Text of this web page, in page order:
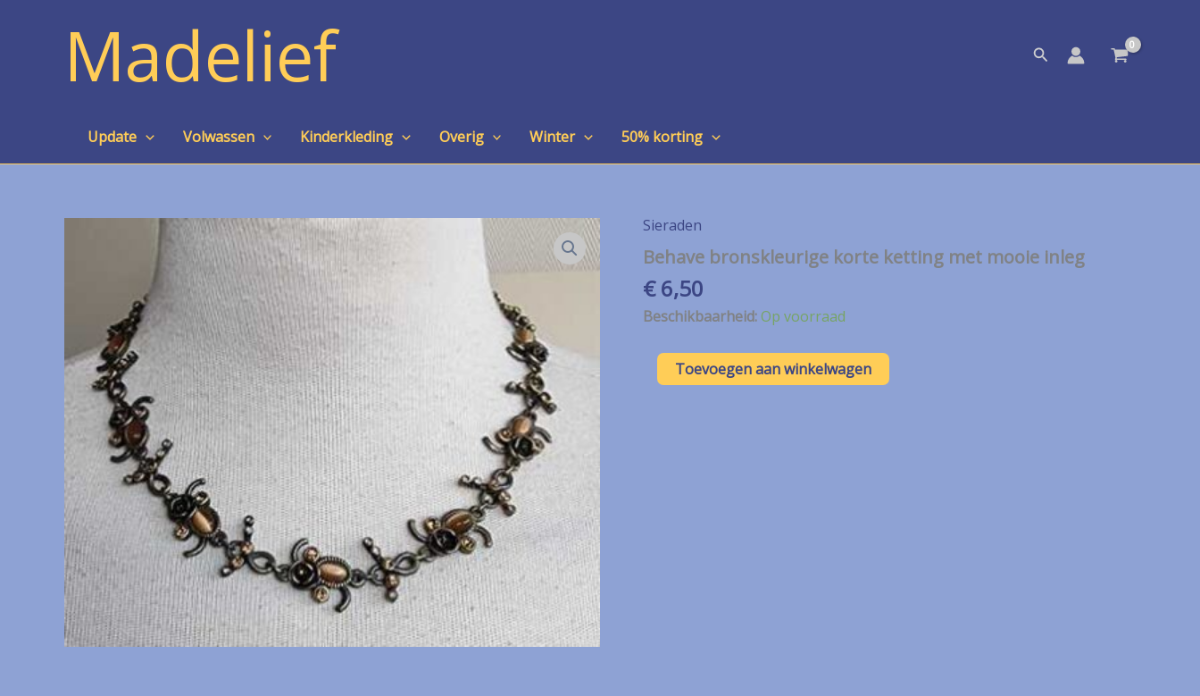
Madelief Zoeken
Update Volwassen Kinderkleding Overig Winter 50% korting
Sieraden
Behave bronskleurige korte ketting met mooie inleg
€6,50
Beschikbaarheid:Op voorraad
Behave
bronskleurige
Toevoegen aan winkelwagen